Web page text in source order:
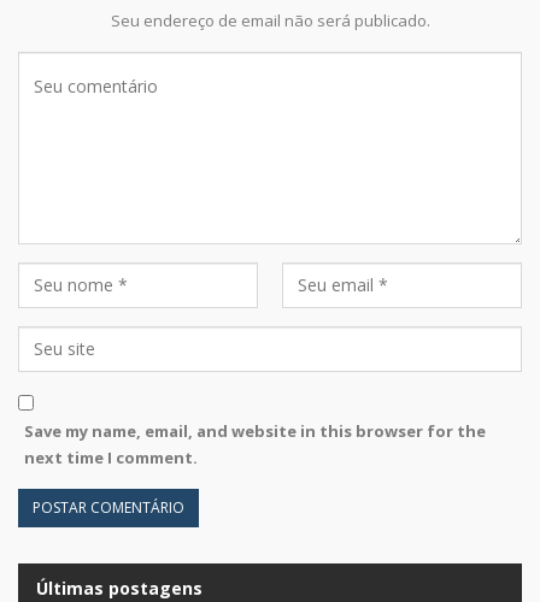
Seu endereço de email não será publicado.
Save my name, email, and website in this browser for the
next time I comment.
Últimas postagens